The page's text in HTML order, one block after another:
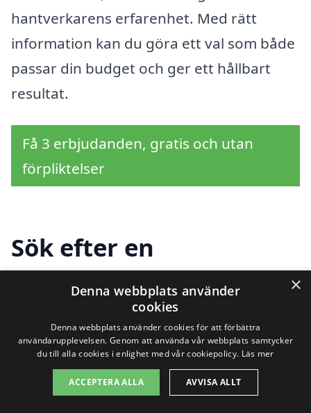
hantverkarens erfarenhet. Med rätt
information kan du göra ett val som både
passar din budget och ger ett hållbart
resultat.
Få 3 erbjudanden, gratis och utan
förpliktelser
Sök efter en
professionell för
fasadrenovering i andra
städer nära Persberg
Att hitta rätt hjälp för fasadrenovering i
×
Denna webbplats använder
cookies
Denna webbplats använder cookies för att förbättra
användarupplevelsen. Genom att använda vår webbplats samtycker
du till alla cookies i enlighet med vår cookiepolicy. Läs mer
ACCEPTERA ALLA AVVISA ALLT